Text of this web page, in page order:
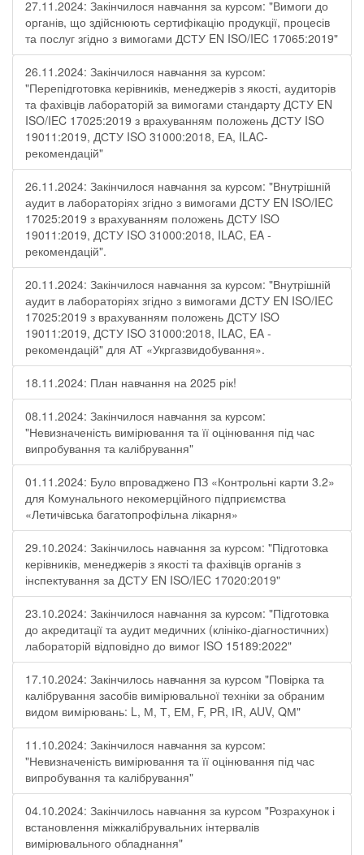
27.11.2024: Закінчилося навчання за курсом: "Вимоги до
органів, що здійснюють сертифікацію продукції, процесів
та послуг згідно з вимогами ДСТУ EN ISO/IEC 17065:2019"
26.11.2024: Закінчилося навчання за курсом:
"Перепідготовка керівників, менеджерів з якості, аудиторів
та фахівців лабораторій за вимогами стандарту ДСТУ EN
ISO/IEC 17025:2019 з врахуванням положень ДСТУ ISO
19011:2019, ДСТУ ISO 31000:2018, ЕА, ILAC-
рекомендацій"
26.11.2024: Закінчилося навчання за курсом: "Внутрішній
аудит в лабораторіях згідно з вимогами ДСТУ EN ISO/IEC
17025:2019 з врахуванням положень ДСТУ ISO
19011:2019, ДСТУ ISO 31000:2018, ILAC, EA -
рекомендацій".
20.11.2024: Закінчилося навчання за курсом: "Внутрішній
аудит в лабораторіях згідно з вимогами ДСТУ EN ISO/IEC
17025:2019 з врахуванням положень ДСТУ ISO
19011:2019, ДСТУ ISO 31000:2018, ILAC, EA -
рекомендацій" для АТ «Укргазвидобування».
18.11.2024: План навчання на 2025 рік!
08.11.2024: Закінчилося навчання за курсом:
"Невизначеність вимірювання та її оцінювання під час
випробування та калібрування"
01.11.2024: Було впроваджено ПЗ «Контрольні карти 3.2»
для Комунального некомерційного підприємства
«Летичівська багатопрофільна лікарня»
29.10.2024: Закінчилось навчання за курсом: "Підготовка
керівників, менеджерів з якості та фахівців органів з
інспектування за ДСТУ EN ISO/IEC 17020:2019"
23.10.2024: Закінчилося навчання за курсом: "Підготовка
до акредитації та аудит медичних (клініко-діагностичних)
лабораторій відповідно до вимог ISO 15189:2022"
17.10.2024: Закінчилось навчання за курсом "Повірка та
калібрування засобів вимірювальної техніки за обраним
видом вимірювань: L, М, Т, ЕМ, F, РR, ІR, АUV, QМ"
11.10.2024: Закінчилося навчання за курсом:
"Невизначеність вимірювання та її оцінювання під час
випробування та калібрування"
04.10.2024: Закінчилось навчання за курсом "Розрахунок і
встановлення міжкалібрувальних інтервалів
вимірювального обладнання"